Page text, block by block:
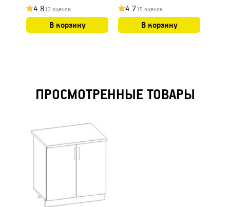
4.813 оценок
В корзину
4.715 оценок
В корзину
ПРОСМОТРЕННЫЕ ТОВАРЫ